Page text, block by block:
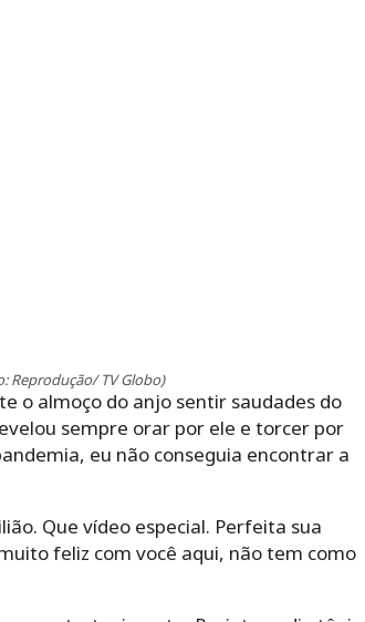
Reprodução/ TV Globo)
o almoço do anjo sentir saudades do
sempre orar por ele e torcer por
eu não conseguia encontrar a
Que vídeo especial. Perfeita sua
feliz com você aqui, não tem como